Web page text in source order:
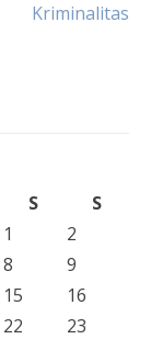
Kriminalitas
S
S
1
2
8
9
15
16
22
23